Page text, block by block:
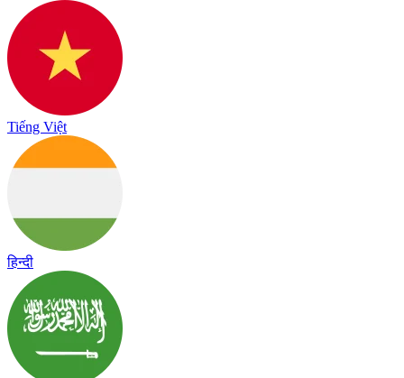
Tiếng Việt
हिन्दी